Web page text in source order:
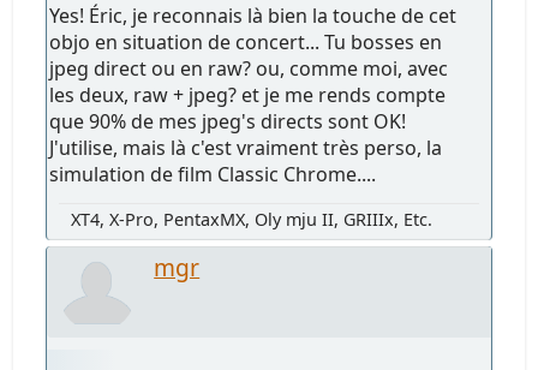
Yes! Éric, je reconnais là bien la touche de cet
objo en situation de concert... Tu bosses en
jpeg direct ou en raw? ou, comme moi, avec
les deux, raw + jpeg? et je me rends compte
que 90% de mes jpeg's directs sont OK!
J'utilise, mais là c'est vraiment très perso, la
simulation de film Classic Chrome....
XT4, X-Pro, PentaxMX, Oly mju II, GRIIIx, Etc.
mgr